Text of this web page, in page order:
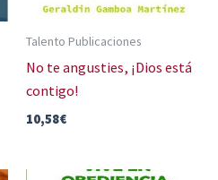
Talento Publicaciones
No te angusties, ¡Dios está
contigo!
10,58€